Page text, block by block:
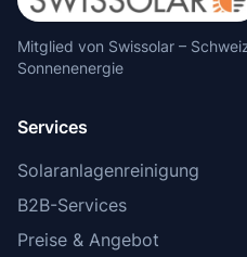
Mitglied von Swissolar –
Sonnenenergie
Services
Solaranlagenreinigung
B2B-Services
Preise & Angebot